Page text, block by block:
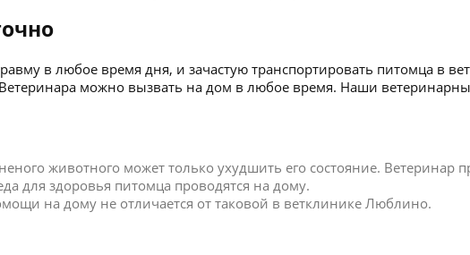
в любое время дня, и зачастую транспортировать питомца в
можно вызвать на дом в любое время. Наши
животного может только ухудшить его состояние.
для здоровья питомца проводятся на дому.
на дому не отличается от таковой в ветклинике Люблино.